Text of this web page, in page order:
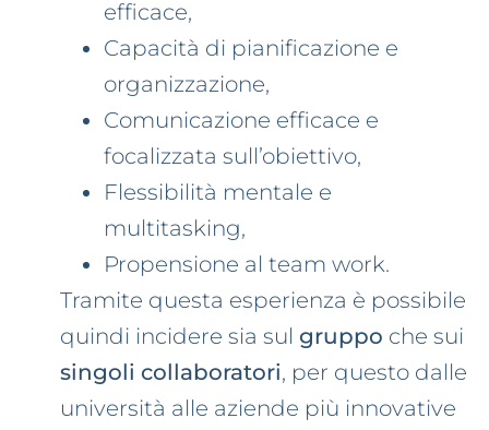
efficace,
Capacità di pianificazione e
organizzazione,
Comunicazione efficace e
focalizzata sull’obiettivo,
Flessibilità mentale e
multitasking,
Propensione al team work.
Tramite questa esperienza è possibile
quindi incidere sia sul gruppo che sui
singoli collaboratori, per questo dalle
università alle aziende più innovative